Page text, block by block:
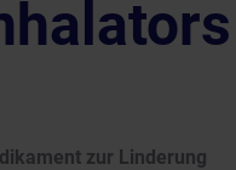
zur Linderung